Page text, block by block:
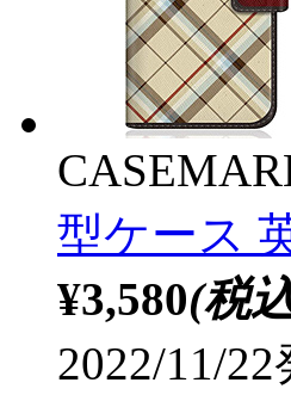
型ケース
¥3,580(税
2022/11/22